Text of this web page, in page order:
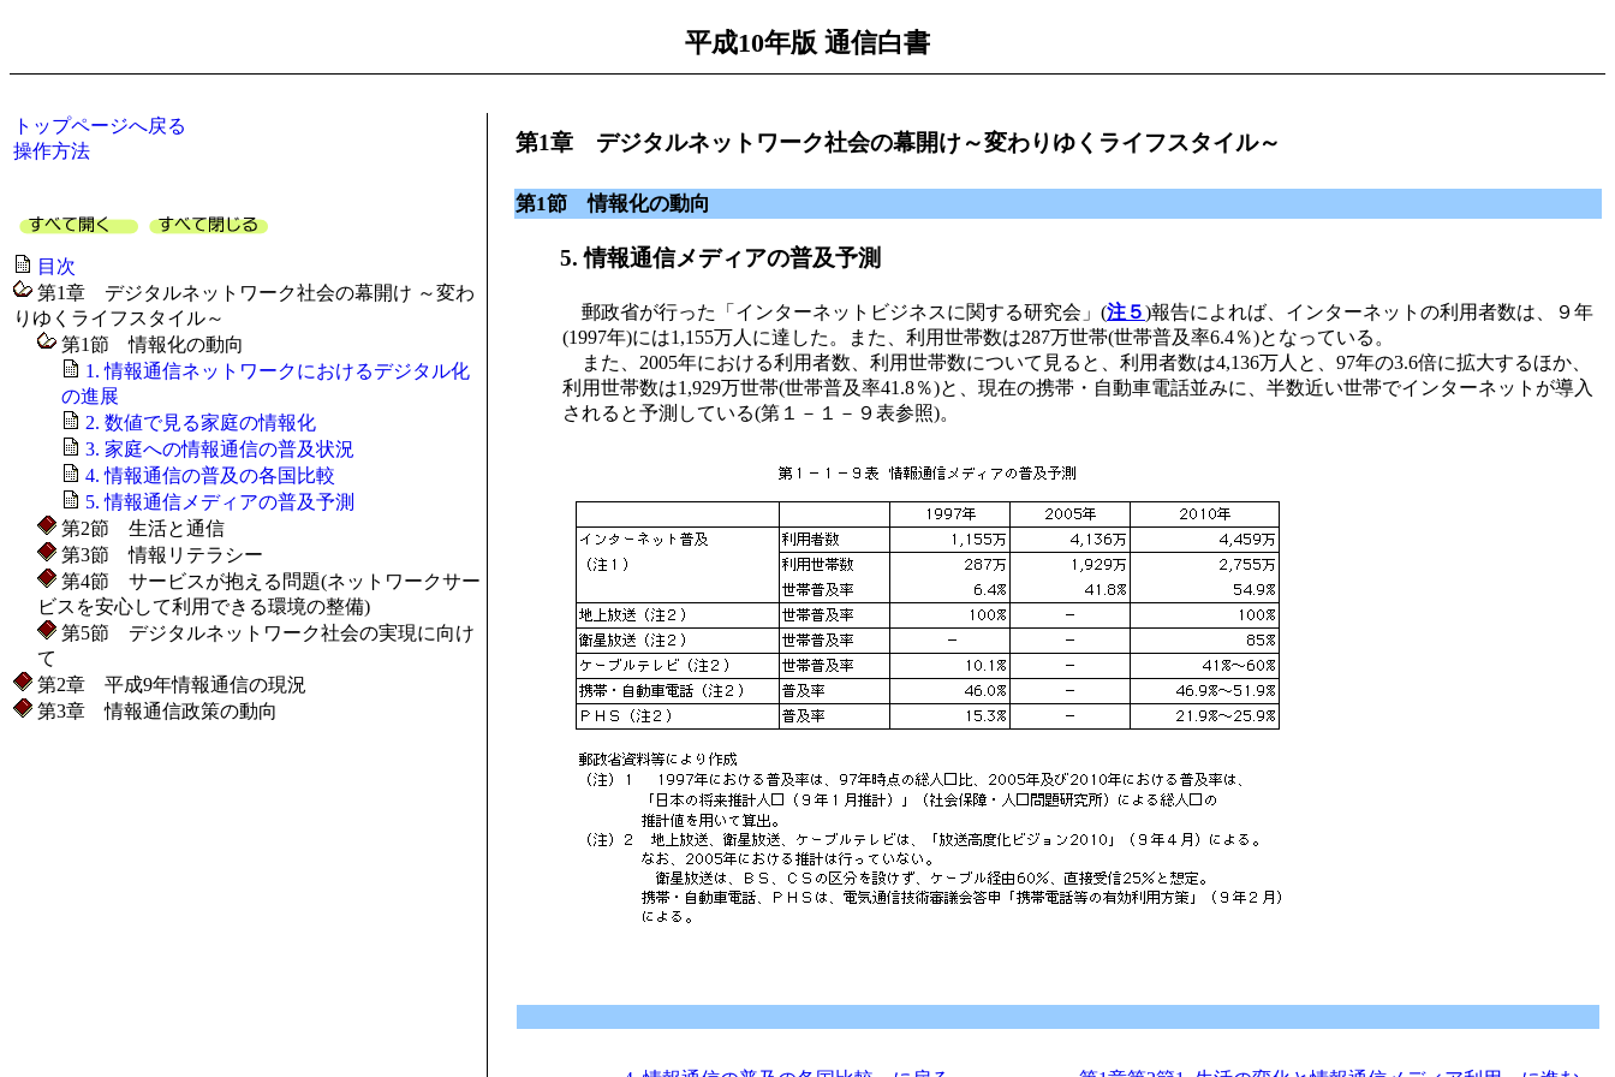
平成10年版 通信白書
トップページへ戻る
操作方法
目次
第1章 デジタルネットワーク社会の幕開け ～変わ
りゆくライフスタイル～
第1節 情報化の動向
1. 情報通信ネットワークにおけるデジタル化
の進展
2. 数値で見る家庭の情報化
3. 家庭への情報通信の普及状況
4. 情報通信の普及の各国比較
5. 情報通信メディアの普及予測
第2節 生活と通信
第3節 情報リテラシー
第4節 サービスが抱える問題(ネットワークサー
ビスを安心して利用できる環境の整備)
第5節 デジタルネットワーク社会の実現に向け
て
第2章 平成9年情報通信の現況
第3章 情報通信政策の動向
第1章 デジタルネットワーク社会の幕開け～変わりゆくライフスタイル～
第1節 情報化の動向
5. 情報通信メディアの普及予測
郵政省が行った「インターネットビジネスに関する研究会」(注５)報告によれば、インターネットの利用者数は、９年
(1997年)には1,155万人に達した。また、利用世帯数は287万世帯(世帯普及率6.4％)となっている。
また、2005年における利用者数、利用世帯数について見ると、利用者数は4,136万人と、97年の3.6倍に拡大するほか、
利用世帯数は1,929万世帯(世帯普及率41.8％)と、現在の携帯・自動車電話並みに、半数近い世帯でインターネットが導入
されると予測している(第１－１－９表参照)。